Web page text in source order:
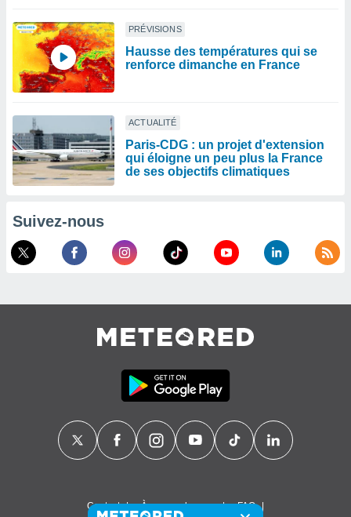
PRÉVISIONS
Hausse des températures qui se
renforce dimanche en France
ACTUALITÉ
Paris-CDG : un projet d'extension
qui éloigne un peu plus la France
de ses objectifs climatiques
Suivez-nous
Contact À propos de nous FAQ